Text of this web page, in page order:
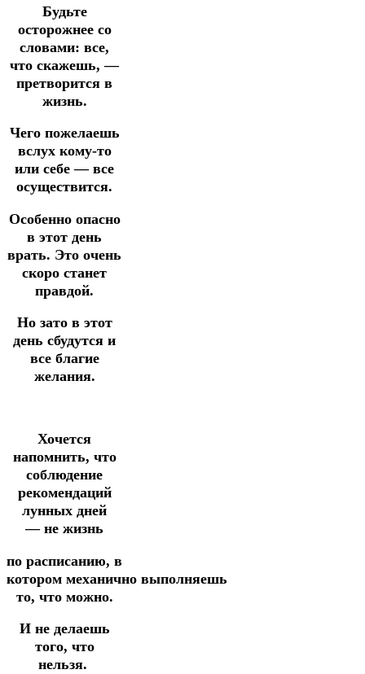
Будьте
осторожнее со
словами: все,
что скажешь, —
претворится в
жизнь.
Чего пожелаешь
вслух кому-то
или себе — все
осуществится.
Особенно опасно
в этот день
врать. Это очень
скоро станет
правдой.
Но зато в этот
день сбудутся и
все благие
желания.
Хочется
напомнить, что
соблюдение
рекомендаций
лунных дней
— не жизнь
по расписанию, в
котором механично выполняешь
то, что можно.
И не делаешь
того, что
нельзя.